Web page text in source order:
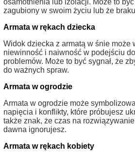
osamotnienia lub izolacji. Może to
zagubiony w swoim życiu lub że
Armata w rękach dziecka
Widok dziecka z armatą w śnie może
niewinność i naiwność w podejściu
problemów. Może to być sygnał, że
do ważnych spraw.
Armata w ogrodzie
Armata w ogrodzie może
napięcia i konflikty, które próbujesz
także znak, że czas na
dawna ignorujesz.
Armata w rękach kobiety